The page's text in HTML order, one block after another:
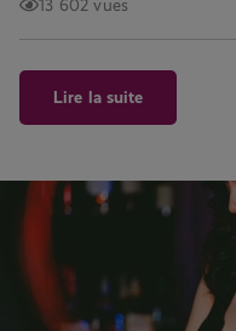
13 602 vues
Lire la suite